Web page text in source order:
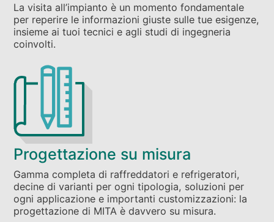
La visita all’impianto è un momento fondamentale
per reperire le informazioni giuste sulle tue esigenze,
insieme ai tuoi tecnici e agli studi di ingegneria
coinvolti.
Progettazione su misura
Gamma completa di raffreddatori e refrigeratori,
decine di varianti per ogni tipologia, soluzioni per
ogni applicazione e importanti customizzazioni: la
progettazione di MITA è davvero su misura.